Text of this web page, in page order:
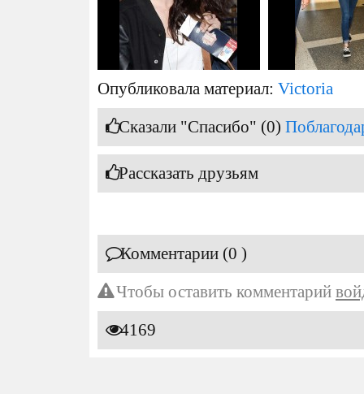
Опубликовала материал: Victoria
Сказали "Спасибо" (0)
Рассказать друзьям
Комментарии (0 )
Чтобы оставить комментарий
4169